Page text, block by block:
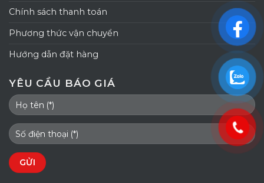
Chính sách thanh toán
Phương thức vận chuyển
Hướng dẫn đặt hàng
YÊU CẦU BÁO GIÁ